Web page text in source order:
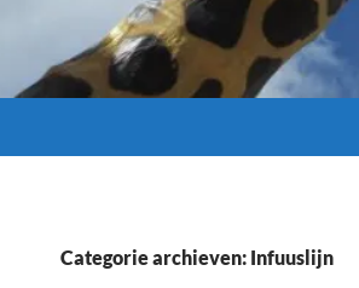
Categorie archieven: Infuuslijn